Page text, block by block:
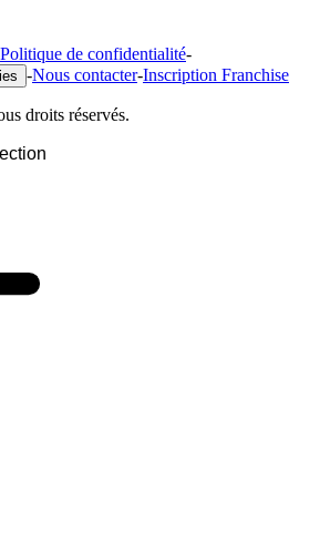
Politique de confidentialité-
-Nous contacter-Inscription Franchise
droits réservés.